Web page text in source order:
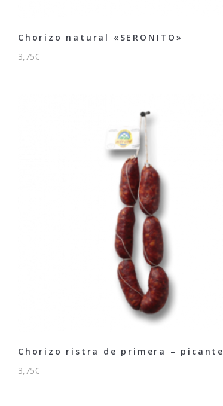
Chorizo natural «SERONITO»
3,75€
Chorizo ristra de primera – picante
3,75€